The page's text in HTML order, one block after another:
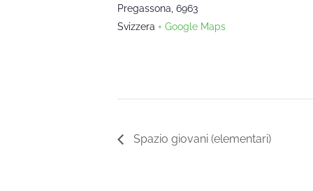
Pregassona 6963
Svizzera + Google Maps
Spazio giovani (elementari)